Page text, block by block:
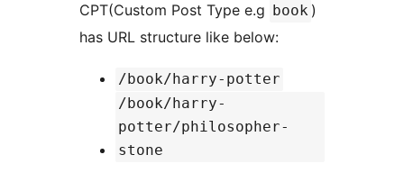
CPT(Custom Post Type e.g book )
has URL structure like below:
/book/harry-potter
/book/harry-
potter/philosopher-
stone